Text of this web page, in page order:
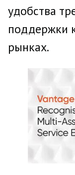
удобства
поддержки
рынках.